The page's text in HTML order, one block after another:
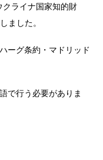
ライナ国家知的財
ました。
ーグ条約・マドリッド
で行う必要がありま